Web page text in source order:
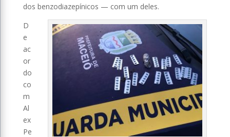
dos benzodiazepínicos — com um deles.
D
e
ac
or
do
co
m
Al
ex
Pe